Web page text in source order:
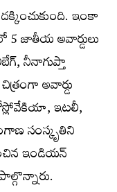
ఇంకా
జాతీయ అవార్డులు
నీనాగుప్తా
అవార్డు
ఇటలీ,
సంస్కృతిని
ఇండియన్